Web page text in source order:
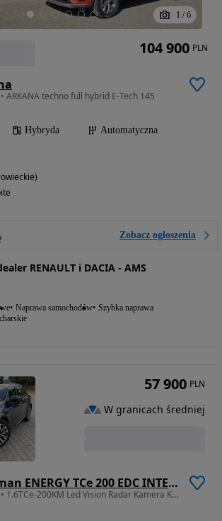
1 / 6
ARKANA techno full hybrid E-Tech 145
Hybryda
Automatyczna
Zobacz ogłoszenia
RENAULT i DACIA - AMS
Naprawa samochodów Szybka naprawa
104 900 PLN
Renault Talisman ENERGY TCe 200 EDC INTENS
1618 cm3 • 200 KM • 1.6TCe-200KM Led Vision Radar Kamera Key Full Serwis z De
57 900 PLN
W granicach średniej